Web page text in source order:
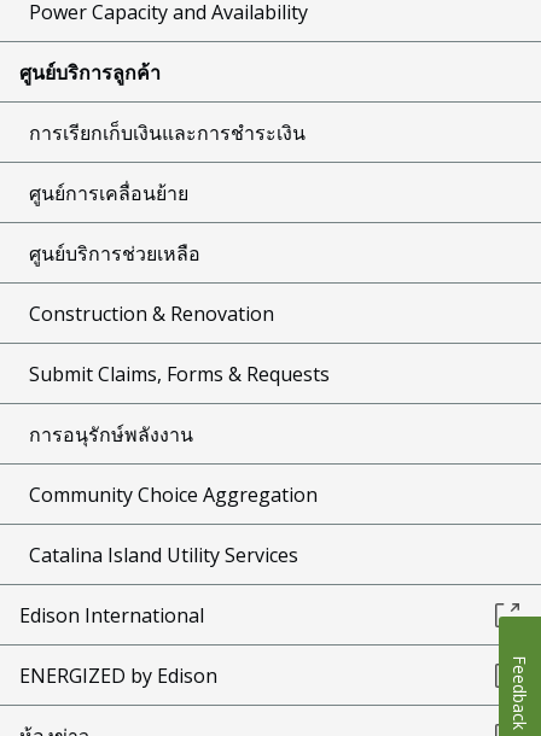
Power Capacity and Availability
ศูนย์บริการลูกค้า
การเรียกเก็บเงินและการชำระเงิน
ศูนย์การเคลื่อนย้าย
ศูนย์บริการช่วยเหลือ
Construction & Renovation
Submit Claims, Forms & Requests
การอนุรักษ์พลังงาน
Community Choice Aggregation
Catalina Island Utility Services
Edison International
ENERGIZED by Edison Feedback